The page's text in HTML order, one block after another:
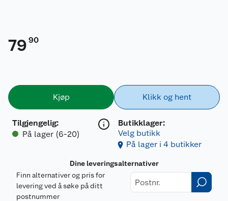
79 90
Kjøp
Tilgjengelig:
På lager (6-20)
Klikk og hent
Butikklager:
Velg butikk
På lager i 4 butikker
Dine leveringsalternativer
Finn alternativer og pris for
levering ved å søke på ditt
postnummer